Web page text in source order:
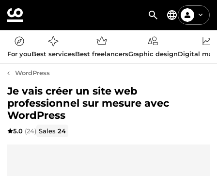
For youBest servicesBest freelancersGraphic designDigital
WordPress
Je vais créer un site web
professionnel sur mesure avec
WordPress
5.0 (24) Sales24